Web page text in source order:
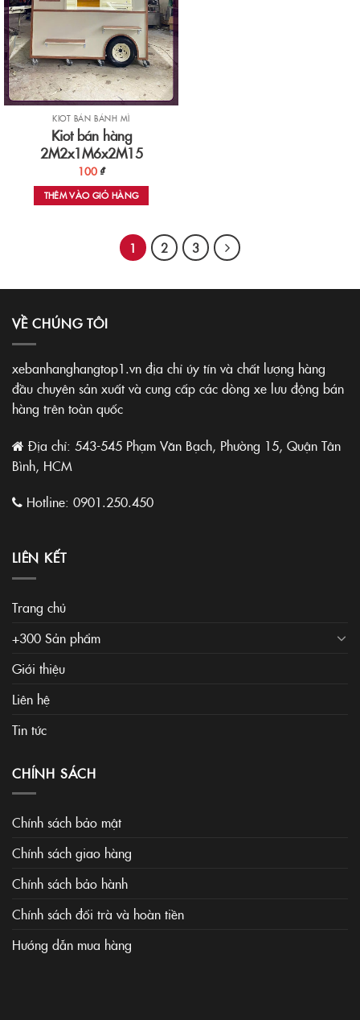
KIOT BÁN BÁNH MÌ
Kiot bán hàng
2M2x1M6x2M15
100 ₫
THÊM VÀO GIỎ HÀNG
1 2 3
VỀ CHÚNG TÔI
xebanhanghangtop1.vn địa chỉ úy tín và chất lượng hàng
đầu chuyên sản xuất và cung cấp các dòng xe lưu động bán
hàng trên toàn quốc
Địa chỉ: 543-545 Phạm Văn Bạch, Phường 15, Quận Tân
Bình, HCM
Hotline: 0901.250.450
LIÊN KẾT
Trang chủ
+300 Sản phẩm
Giới thiệu
Liên hệ
Tin tức
CHÍNH SÁCH
Chính sách bảo mật
Chính sách giao hàng
Chính sách bảo hành
Chính sách đổi trà và hoàn tiền
Hướng dẫn mua hàng